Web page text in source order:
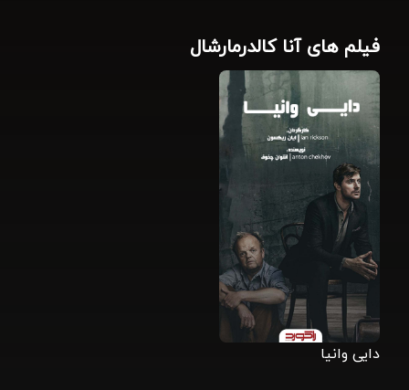
فیلم های آنا کالدرمارشال
دایی وانیا